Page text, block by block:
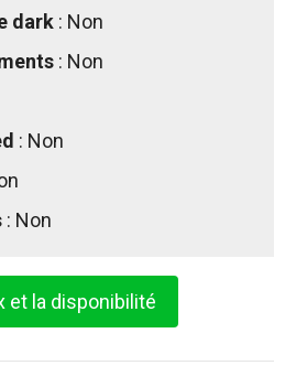
dark : Non
: Non
: Non
: Non
et la disponibilité